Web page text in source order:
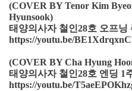
(COVER BY Tenor Kim
Hyunsook)
태양의사자 철인28호 오프닝
https://youtu.be/
(COVER BY Cha Hyung
태양의사자 철인28호 엔딩 1
https://youtu.be/